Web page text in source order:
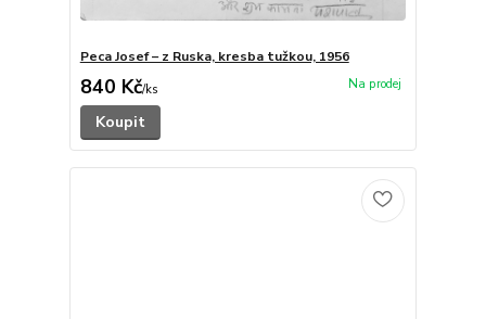
Peca Josef – z Ruska, kresba tužkou, 1956
840 Kč/ks
Koupit